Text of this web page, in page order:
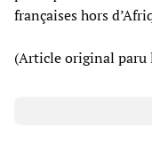
françaises hors
(Article original paru